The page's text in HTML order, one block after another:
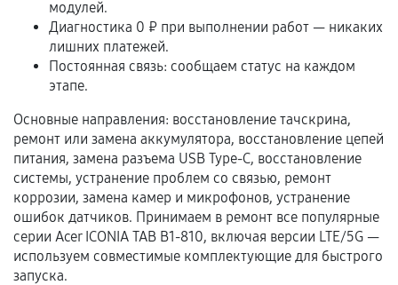
В некоторых случаях возможно оформление
расширенной гарантии. Стоимость, сроки и
условия продления согласовываются отдельно и
фиксируются в документах.
Когда гарантия не действует
Нарушение правил эксплуатации,
механические повреждения, попадание влаги,
перегрев, коррозия.
Самостоятельный ремонт или вмешательство
модулей.
Диагностика 0 ₽ при выполнении работ — никаких
лишних платежей.
Постоянная связь: сообщаем статус на каждом
этапе.
Основные направления: восстановление тачскрина,
ремонт или замена аккумулятора, восстановление цепей
питания, замена разъема USB Type-C, восстановление
системы, устранение проблем со связью, ремонт
коррозии, замена камер и микрофонов, устранение
ошибок датчиков. Принимаем в ремонт все популярные
серии Acer ICONIA TAB B1-810, включая версии LTE/5G —
используем совместимые комплектующие для быстрого
запуска.